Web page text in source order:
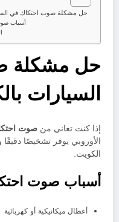
حل مشكلة صوت احتكاك في
أسباب
حل مشكلة
السيارات
إذا كنت تعاني من صوت
الأوروبي يوفر تشخيصًا دقيقًا
الكويت.
أسباب صوت
أعطال ميكانيكية أو كهربائية